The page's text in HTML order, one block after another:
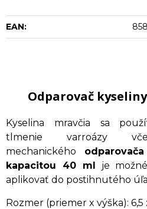
EAN:
Odparovač
Kyselina mravčia sa
tlmenie varroázy
mechanického
kapacitou 40 ml je
aplikovať do postihnutého
Rozmer (priemer x výška): 6,5